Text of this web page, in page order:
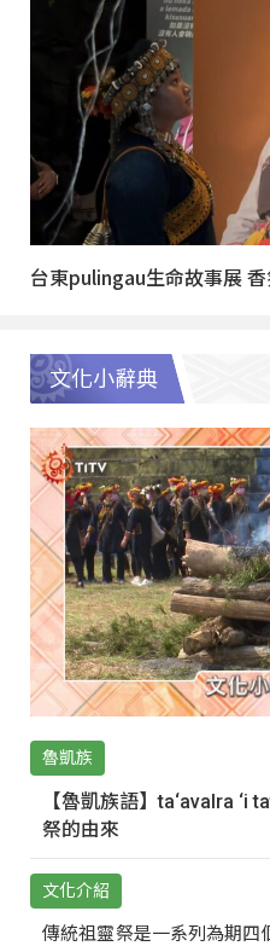
台東pulingau生命故事展
文化小辭典
魯凱族
【魯凱族語】ta‘avalra ‘i
祭的由來
文化介紹
傳統祖靈祭是一系列為期四